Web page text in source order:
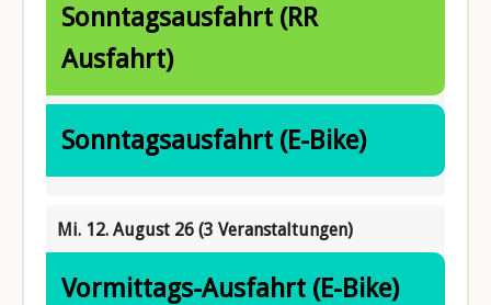
Sonntagsausfahrt (RR
Ausfahrt)
Sonntagsausfahrt (E-Bike)
Mi. 12. August 26(3 Veranstaltungen)
Vormittags-Ausfahrt (E-Bike)